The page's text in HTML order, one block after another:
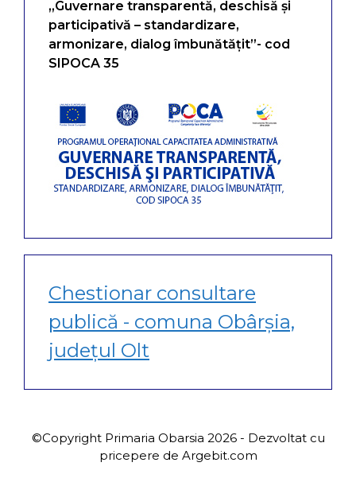
„Guvernare transparentă, deschisă și
participativă – standardizare,
armonizare, dialog îmbunătățit”- cod
SIPOCA 35
Chestionar consultare
publică - comuna Obârșia,
județul Olt
©Copyright Primaria Obarsia 2026 - Dezvoltat cu
pricepere de Argebit.com